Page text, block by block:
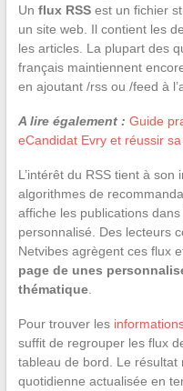
Un flux RSSest un fichier
un site web. Il contient les
les articles. La plupart des
français maintiennent
en ajoutant /rss ou /feed à
A lire également : Guide
eCandidat Evry et réussir
L’intérêt du RSS tient à
algorithmes de
affiche les publications
personnalisé. Des lecteurs
Netvibes agrègent ces flux
page de unes
thématique.
Pour trouver les
suffit de regrouper les flux
tableau de bord. Le résultat
quotidienne actualisée en